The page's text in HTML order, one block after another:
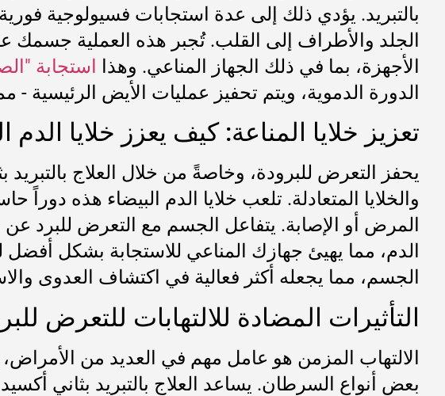
بالتبريد. يؤدي ذلك إلى عدة استجابات فسيولوجية
الجلد والأطراف إلى القلب. تُجبر هذه العملية جسمك
الأجهزة، بما في ذلك الجهاز المناعي. وهذا
استجابة
الدورة الدموية، ويتم تحفيز عمليات الأيض الرئيسية -
تعزيز خلايا المناعة: كيف يعزز خلايا الدم
يحفز التعرض للبرودة، وخاصةً من خلال العلاج بالتبريد
والخلايا المتعادلة. تلعب خلايا الدم البيضاء هذه
المرض أو الإصابة. يتفاعل الجسم مع التعرض للبرد
الدم، مما يهيئ جهازك المناعي للاستجابة بشكل
الجسم، مما يجعله أكثر فعالية في اكتشاف العدوى
التأثيرات المضادة للالتهابات للتعرض
الالتهاب المزمن هو عامل مهم في العديد من
بعض أنواع السرطان. يساعد العلاج بالتبريد بثاني